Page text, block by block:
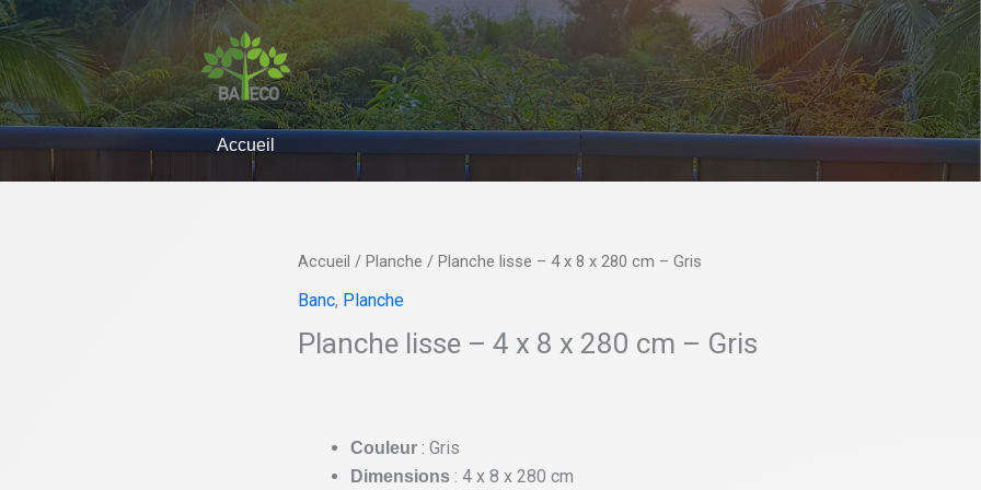
Accueil
Accueil / Planche / Planche lisse – 4 x 8 x 280 cm – Gris
Banc, Planche
Planche lisse – 4 x 8 x 280 cm – Gris
Couleur : Gris
Dimensions : 4 x 8 x 280 cm
quantité
de
lisse